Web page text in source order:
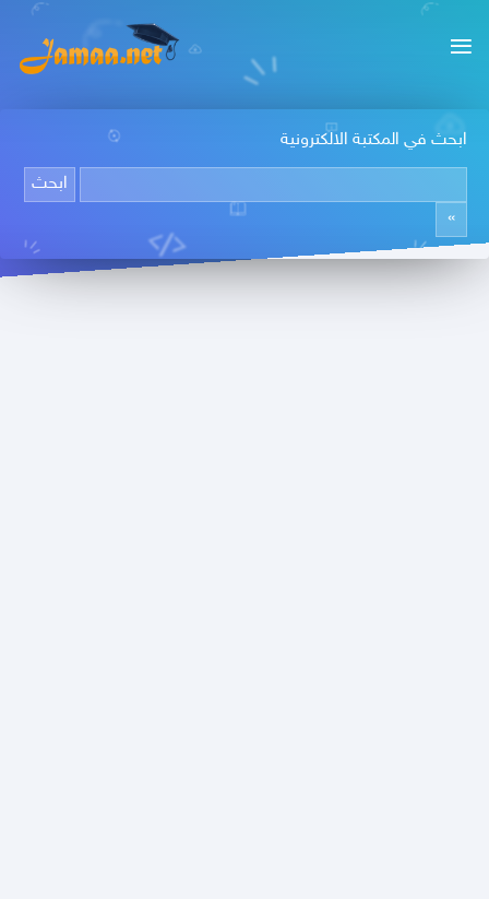
ابحث في المكتبة الالكترونية